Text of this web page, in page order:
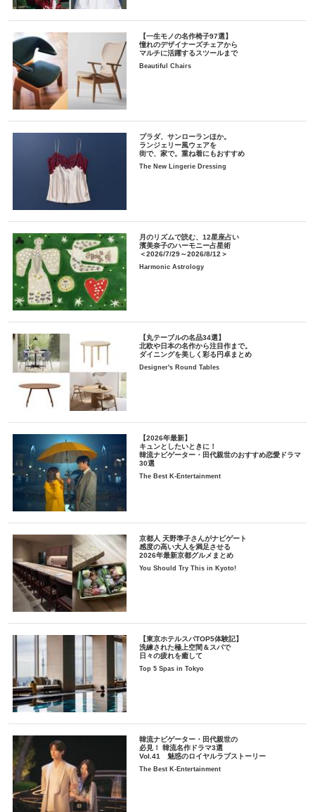
【一生モノの名作椅子97選】
憧れのデザイナーズチェアから
マルチに活躍するスツールまで
Beautiful Chairs
プラダ、サンローランほか。
ランジェリー風ウェアを
街で、家で。重ね着にもおすすめ
The New Lingerie Dressing
月のリズムで読む、12星座占い
濱美奈子のハーモニー占星術
＜2026/7/29～2026/8/12＞
Harmonic Astrology
【丸テーブルの名品34選】
北欧や日本の名作から注目作まで。
ダイニングを美しく彩る円卓まとめ
Designer's Round Tables
【2026年最新】
キュンとしたいときに！
韓流ナビゲーター・田代親世のおすすめ恋愛ドラマ
30選
The Best K-Entertainment
京都人 天野準子さんがナビゲート
感度の高い大人を満足させる
2026年最新京都グルメまとめ
You Should Try This in Kyoto!
【東京ホテルスパTOP5体験記】
洗練された極上空間＆スパで
日々の疲れを癒して
Top 5 Spas in Tokyo
韓流ナビゲーター・田代親世の
必見！ 韓流名作ドラマ3選
Vol.41 魅惑のロイヤルラブストーリー
The Best K-Entertainment